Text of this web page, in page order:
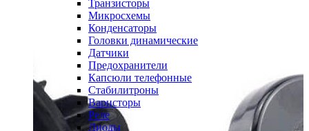
Транзисторы
Микросхемы
Конденсаторы
Головки динамические
Датчики
Предохранители
Капсюли телефонные
Стабилитроны
Варисторы
Реле
Диоды